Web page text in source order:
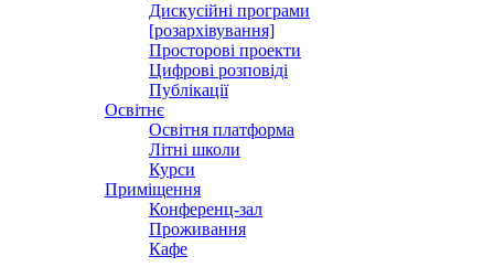
Дискусійні програми
[розархівування]
Просторові проекти
Цифрові розповіді
Публікації
Освітнє
Освітня платформа
Літні школи
Курси
Приміщення
Конференц-зал
Проживання
Кафе